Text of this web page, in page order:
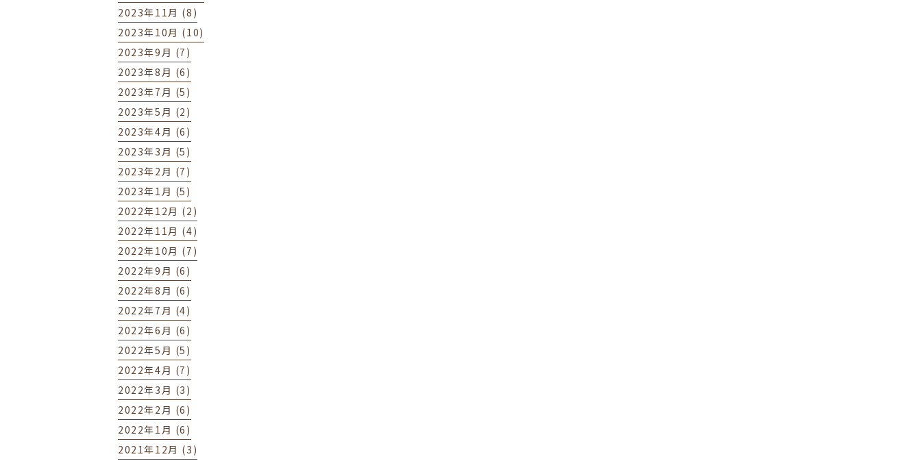
2023年11月 (8)
2023年10月 (10)
2023年9月 (7)
2023年8月 (6)
2023年7月 (5)
2023年5月 (2)
2023年4月 (6)
2023年3月 (5)
2023年2月 (7)
2023年1月 (5)
2022年12月 (2)
2022年11月 (4)
2022年10月 (7)
2022年9月 (6)
2022年8月 (6)
2022年7月 (4)
2022年6月 (6)
2022年5月 (5)
2022年4月 (7)
2022年3月 (3)
2022年2月 (6)
2022年1月 (6)
2021年12月 (3)